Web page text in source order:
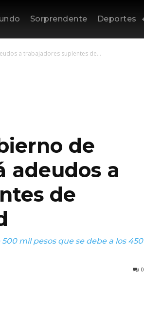
Sorprendente Deportes
a trabajadores suplentes de...
de
adeudos a
de
mil pesos que se debe a los 450
0